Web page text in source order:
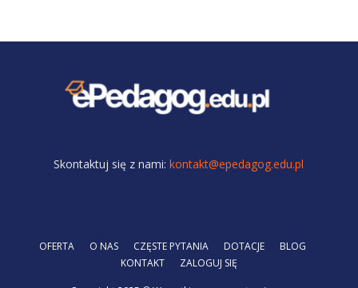
Skontaktuj się z nami:kontakt@epedagog.edu.pl
OFERTA O NAS CZĘSTE PYTANIA DOTACJE
BLOG
KONTAKT
ZALOGUJ SIĘ